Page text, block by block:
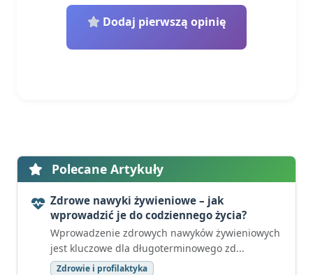
Dodaj pierwszą opinię
Polecane Artykuły
Zdrowe nawyki żywieniowe – jak
wprowadzić je do codziennego życia?
Wprowadzenie zdrowych nawyków żywieniowych
jest kluczowe dla długoterminowego zd...
Zdrowie i profilaktyka